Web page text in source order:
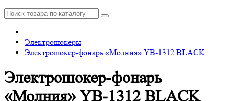
Электрошокеры
Электрошокер-фонарь «Молния» YB-1312 BLACK
Электрошокер-фонарь
«Молния» YB-1312 BLACK